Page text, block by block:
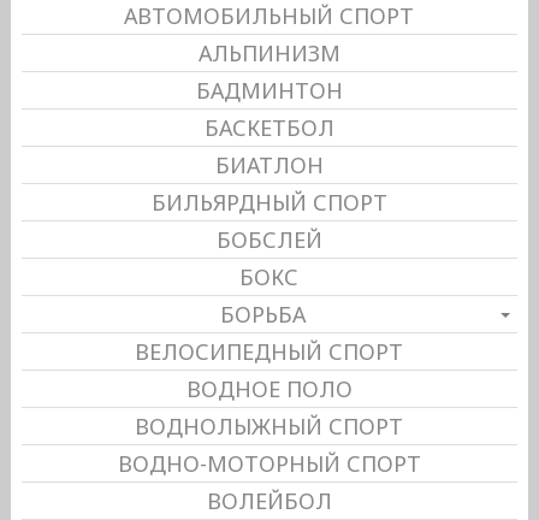
АВТОМОБИЛЬНЫЙ СПОРТ
АЛЬПИНИЗМ
БАДМИНТОН
БАСКЕТБОЛ
БИАТЛОН
БИЛЬЯРДНЫЙ СПОРТ
БОБСЛЕЙ
БОКС
БОРЬБА
ВЕЛОСИПЕДНЫЙ СПОРТ
ВОДНОЕ ПОЛО
ВОДНОЛЫЖНЫЙ СПОРТ
ВОДНО-МОТОРНЫЙ СПОРТ
ВОЛЕЙБОЛ